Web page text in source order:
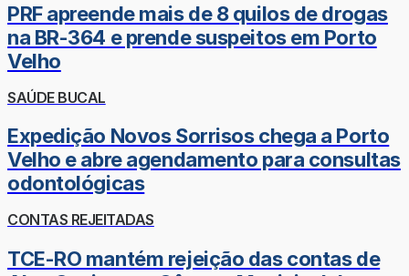
PRF apreende mais de 8 quilos de drogas
na BR-364 e prende suspeitos em Porto
Velho
SAÚDE BUCAL
Expedição Novos Sorrisos chega a Porto
Velho e abre agendamento para consultas
odontológicas
CONTAS REJEITADAS
TCE-RO mantém rejeição das contas de